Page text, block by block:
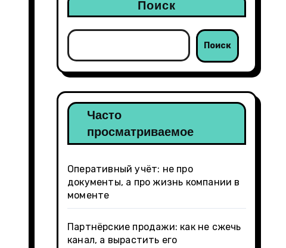
Поиск
Поиск
Часто
просматриваемое
Оперативный учёт: не про
документы, а про жизнь компании в
моменте
Партнёрские продажи: как не сжечь
канал, а вырастить его